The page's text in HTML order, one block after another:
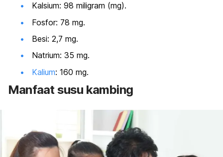
Kalsium: 98 miligram (mg).
Fosfor: 78 mg.
Besi: 2,7 mg.
Natrium: 35 mg.
Kalium: 160 mg.
Manfaat susu kambing